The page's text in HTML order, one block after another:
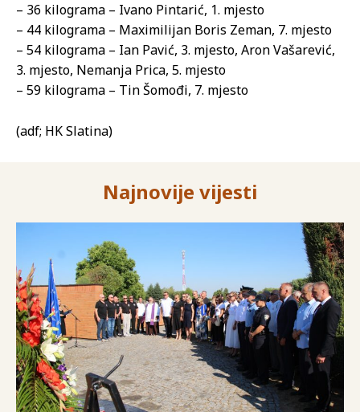
– 36 kilograma – Ivano Pintarić, 1. mjesto
– 44 kilograma – Maximilijan Boris Zeman, 7. mjesto
– 54 kilograma – Ian Pavić, 3. mjesto, Aron Vašarević,
3. mjesto, Nemanja Prica, 5. mjesto
– 59 kilograma – Tin Šomođi, 7. mjesto
(adf; HK Slatina)
Najnovije vijesti